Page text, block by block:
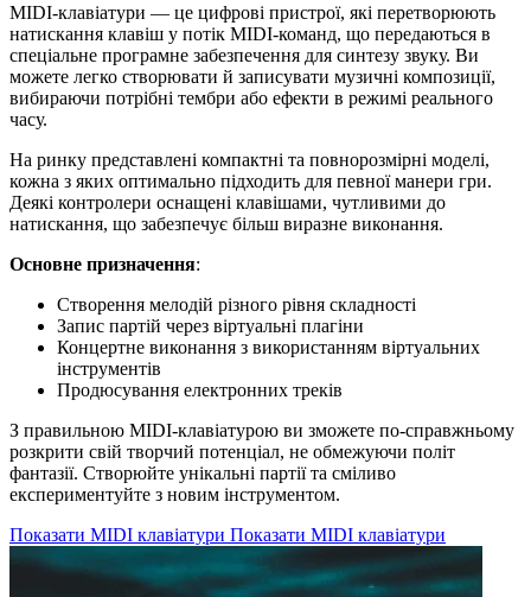
MIDI-клавіатури — це цифрові пристрої, які перетворюють
натискання клавіш у потік MIDI-команд, що передаються в
спеціальне програмне забезпечення для синтезу звуку. Ви
можете легко створювати й записувати музичні композиції,
вибираючи потрібні тембри або ефекти в режимі реального
часу.
На ринку представлені компактні та повнорозмірні моделі,
кожна з яких оптимально підходить для певної манери гри.
Деякі контролери оснащені клавішами, чутливими до
натискання, що забезпечує більш виразне виконання.
Основне призначення:
Створення мелодій різного рівня складності
Запис партій через віртуальні плагіни
Концертне виконання з використанням віртуальних
інструментів
Продюсування електронних треків
З правильною MIDI-клавіатурою ви зможете по-справжньому
розкрити свій творчий потенціал, не обмежуючи політ
фантазії. Створюйте унікальні партії та сміливо
експериментуйте з новим інструментом.
Показати MIDI клавіатури Показати MIDI клавіатури